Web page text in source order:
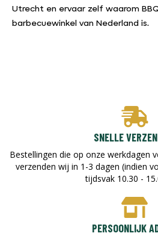
Utrecht en ervaar zelf waarom
barbecuewinkel van Nederland is.
SNELLE
Bestellingen die op onze werkdagen
verzenden wij in 1-3 dagen (indien
tijdsvak 10.30 -
PERSOONLIJK